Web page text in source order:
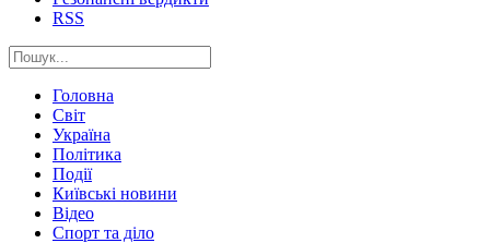
RSS
Головна
Світ
Україна
Політика
Події
Київські новини
Відео
Спорт та діло